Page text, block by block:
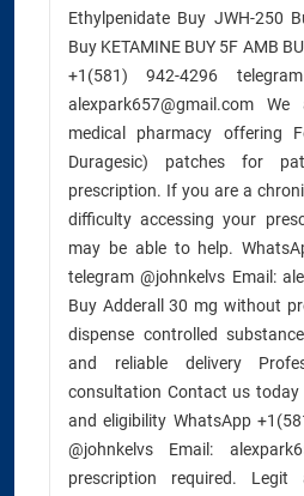
Ethylpenidate Buy JWH-250
Buy KETAMINE BUY 5F AMB
+1(581) 942-4296
alexpark657@gmail.com
medical pharmacy offering
Duragesic) patches for
prescription. If you are a
difficulty accessing your
may be able to help.
telegram @johnkelvs Email:
Buy Adderall 30 mg without
dispense controlled
and reliable delivery
consultation Contact us
and eligibility WhatsApp
@johnkelvs Email:
prescription required. Legit